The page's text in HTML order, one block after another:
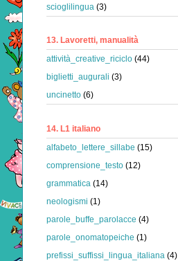
scioglilingua (3)
13. Lavoretti, manualità
attività_creative_riciclo (44)
biglietti_augurali (3)
uncinetto (6)
14. L1 italiano
alfabeto_lettere_sillabe (15)
comprensione_testo (12)
grammatica (14)
neologismi (1)
parole_buffe_parolacce (4)
parole_onomatopeiche (1)
prefissi_suffissi_lingua_italiana (4)